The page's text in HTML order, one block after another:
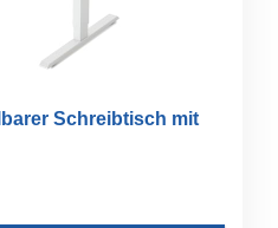
Schreibtisch mit